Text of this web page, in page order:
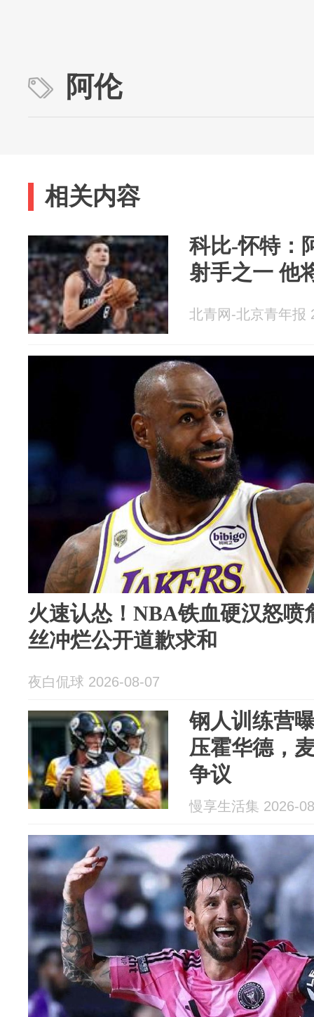
阿伦
相关内容
科比-怀特：
射手之一 他
北青网-北京青年报
火速认怂！NBA铁血硬汉怒喷
丝冲烂公开道歉求和
夜白侃球 2026-08-07
钢人训练营
压霍华德，
争议
慢享生活集 2026-